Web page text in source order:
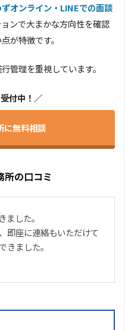
オンライン・LINEでの面談
ンで大まかな方向性を確認
が特徴です。
管理を重視しています。
付中！／
に無料相談
所の口コミ
ました。
即座に連絡もいただけて
きました。